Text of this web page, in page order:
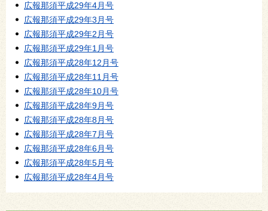
広報那須平成29年4月号
広報那須平成29年3月号
広報那須平成29年2月号
広報那須平成29年1月号
広報那須平成28年12月号
広報那須平成28年11月号
広報那須平成28年10月号
広報那須平成28年9月号
広報那須平成28年8月号
広報那須平成28年7月号
広報那須平成28年6月号
広報那須平成28年5月号
広報那須平成28年4月号